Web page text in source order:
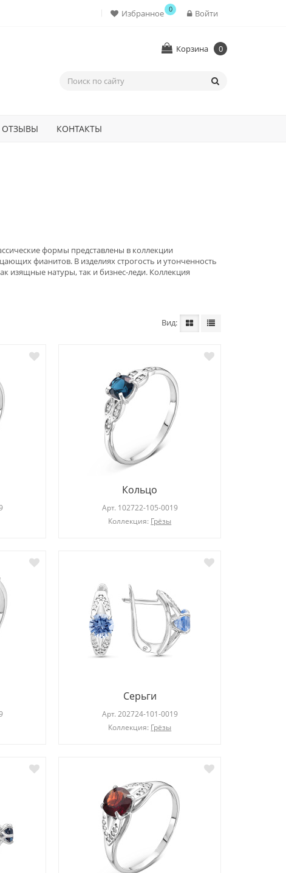
Войти
Избранное 0
Корзина 0
ОТЗЫВЫ КОНТАКТЫ
Серьги
Арт.
203275-101-0019
Коллекция:
Diana
формы представлены в коллекции
фианитов. В изделиях строгость и утонченность
изящные натуры, так и бизнес-леди. Коллекция
Вид
Кольцо
Арт. 102722-105-0019
Коллекция: Грёзы
Серьги
Арт. 202724-101-0019
Коллекция: Грёзы